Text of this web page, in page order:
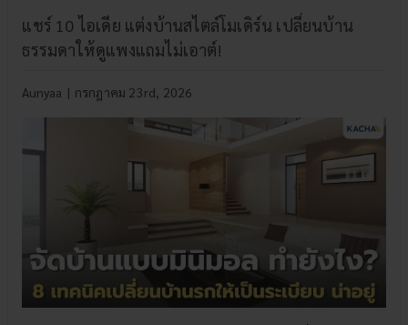
แชร์ 10 ไอเดีย แต่งบ้านสไตล์โมเดิร์น เปลี่ยนบ้าน
ธรรมดาให้ดูแพงแถมไม่เอาต์!
Aunyaa | กรกฎาคม 23rd, 2026